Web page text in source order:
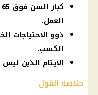
العمل.
ذوو الاحتياجات
الكسب.
الأيتام الذين
خلاصة القول